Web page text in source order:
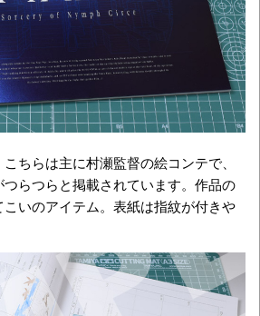
ちらは主に村瀬監督の絵コンテで、
らつらと掲載されています。作品の
いのアイテム。表紙は指紋が付きや